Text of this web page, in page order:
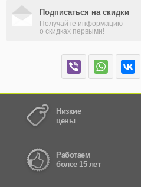
Подписаться на скидки
Получайте информацию
о скидках первыми!
Низкие
цены
Работаем
более 15 лет